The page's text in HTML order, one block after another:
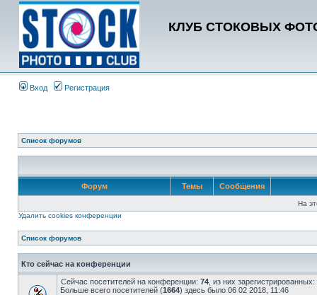
КЛУБ СТОКОВЫХ
Вход Регистрация
Список форумов
Форум Темы Сообщения
На
Удалить cookies конференции
Список форумов
Кто сейчас на конференции
Сейчас посетителей на конференции: 74 , из них
Больше всего посетителей (1664) здесь было 06 02 2018, 11:46